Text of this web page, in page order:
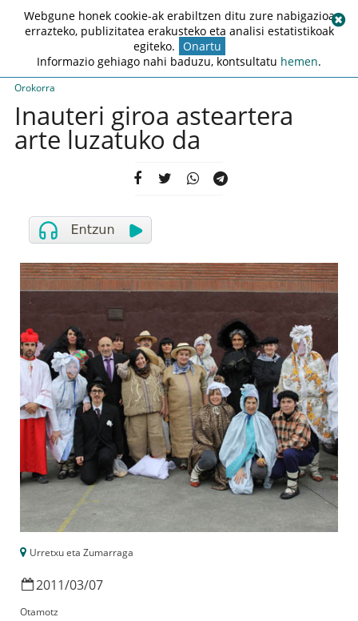
Orokorra
Inauteri giroa asteartera
arte luzatuko da
Urretxu eta Zumarraga
2011/03/07
Otamotz
Webgune honek cookie-ak erabiltzen ditu zure nabigazioa
errazteko, publizitatea erakusteko eta analisi estatistikoak
egiteko. Onartu
Informazio gehiago nahi baduzu, kontsultatu hemen.